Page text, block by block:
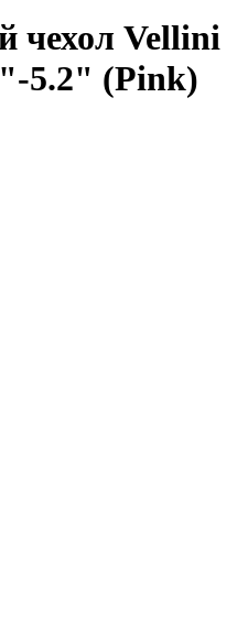
чехол Vellini
5.2" (Pink)